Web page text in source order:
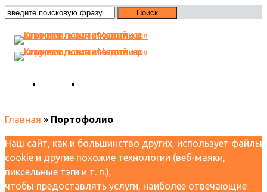
Главная » Портофолио
Наш сайт, как и большинство других, использует файлы
cookie и другие похожие технологии (веб-маяки,
пиксельные тэги и т. п.),
чтобы предоставлять услуги, наиболее отвечающие